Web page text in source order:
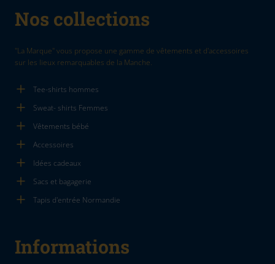
Nos collections
"La Marque" vous propose une gamme de vêtements et d'accessoires
sur les lieux remarquables de la Manche.
Tee-shirts hommes
Sweat- shirts Femmes
Vêtements bébé
Accessoires
Idées cadeaux
Sacs et bagagerie
Tapis d'entrée Normandie
Informations